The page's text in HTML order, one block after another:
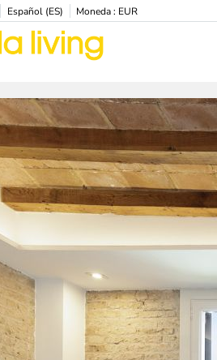
Español (ES) Moneda : EUR